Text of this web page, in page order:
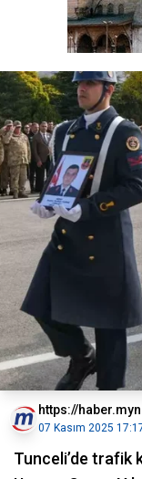
https://
07 Kasım 2025
Tunceli’de trafik